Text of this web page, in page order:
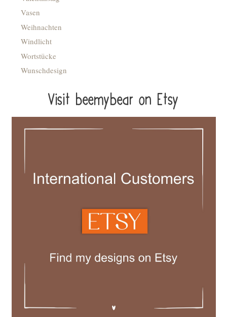
Vasen
Weihnachten
Windlicht
Wortstücke
Wunschdesign
Visit beemybear on Etsy